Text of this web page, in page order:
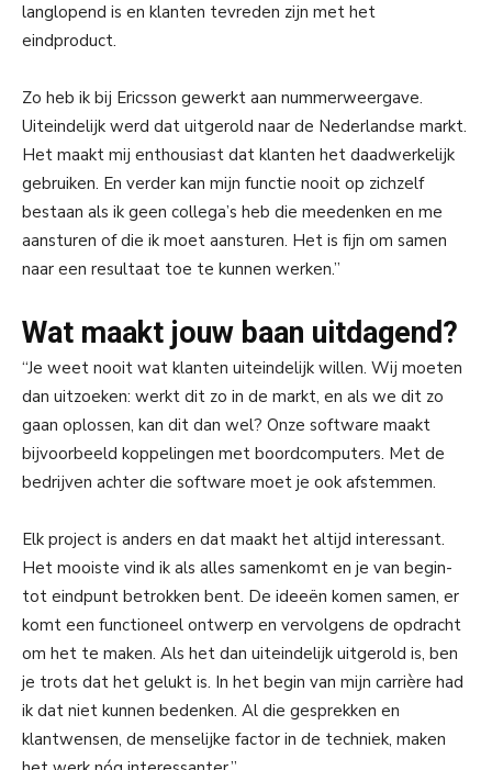
langlopend is en klanten tevreden zijn met het
eindproduct.
Zo heb ik bij Ericsson gewerkt aan nummerweergave.
Uiteindelijk werd dat uitgerold naar de Nederlandse markt.
Het maakt mij enthousiast dat klanten het daadwerkelijk
gebruiken. En verder kan mijn functie nooit op zichzelf
bestaan als ik geen collega’s heb die meedenken en me
aansturen of die ik moet aansturen. Het is fijn om samen
naar een resultaat toe te kunnen werken.”
Wat maakt jouw baan uitdagend?
“Je weet nooit wat klanten uiteindelijk willen. Wij moeten
dan uitzoeken: werkt dit zo in de markt, en als we dit zo
gaan oplossen, kan dit dan wel? Onze software maakt
bijvoorbeeld koppelingen met boordcomputers. Met de
bedrijven achter die software moet je ook afstemmen.
Elk project is anders en dat maakt het altijd interessant.
Het mooiste vind ik als alles samenkomt en je van begin-
tot eindpunt betrokken bent. De ideeën komen samen, er
komt een functioneel ontwerp en vervolgens de opdracht
om het te maken. Als het dan uiteindelijk uitgerold is, ben
je trots dat het gelukt is. In het begin van mijn carrière had
ik dat niet kunnen bedenken. Al die gesprekken en
klantwensen, de menselijke factor in de techniek, maken